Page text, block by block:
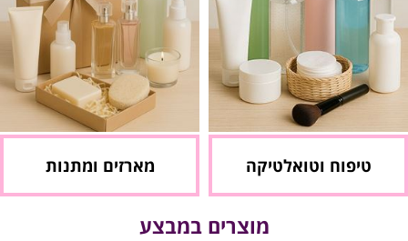
טיפוח וטואלטיקה מארזים ומתנות
מוצרים במבצע